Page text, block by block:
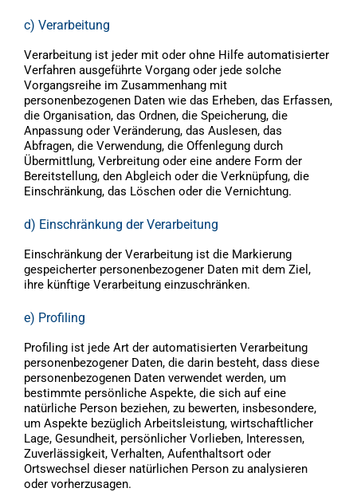
c) Verarbeitung
Verarbeitung ist jeder mit oder ohne Hilfe automatisierter
Verfahren ausgeführte Vorgang oder jede solche
Vorgangsreihe im Zusammenhang mit
personenbezogenen Daten wie das Erheben, das Erfassen,
die Organisation, das Ordnen, die Speicherung, die
Anpassung oder Veränderung, das Auslesen, das
Abfragen, die Verwendung, die Offenlegung durch
Übermittlung, Verbreitung oder eine andere Form der
Bereitstellung, den Abgleich oder die Verknüpfung, die
Einschränkung, das Löschen oder die Vernichtung.
d) Einschränkung der Verarbeitung
Einschränkung der Verarbeitung ist die Markierung
gespeicherter personenbezogener Daten mit dem Ziel,
ihre künftige Verarbeitung einzuschränken.
e) Profiling
Profiling ist jede Art der automatisierten Verarbeitung
personenbezogener Daten, die darin besteht, dass diese
personenbezogenen Daten verwendet werden, um
bestimmte persönliche Aspekte, die sich auf eine
natürliche Person beziehen, zu bewerten, insbesondere,
um Aspekte bezüglich Arbeitsleistung, wirtschaftlicher
Lage, Gesundheit, persönlicher Vorlieben, Interessen,
Zuverlässigkeit, Verhalten, Aufenthaltsort oder
Ortswechsel dieser natürlichen Person zu analysieren
oder vorherzusagen.